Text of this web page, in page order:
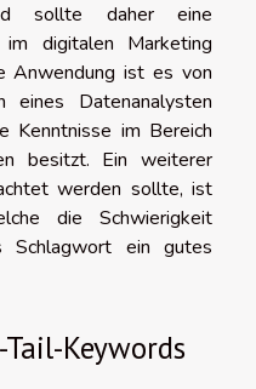
sollte daher eine
im digitalen Marketing
Anwendung ist es von
eines Datenanalysten
Kenntnisse im Bereich
besitzt. Ein weiterer
werden sollte, ist
die Schwierigkeit
Schlagwort ein gutes
Keywords